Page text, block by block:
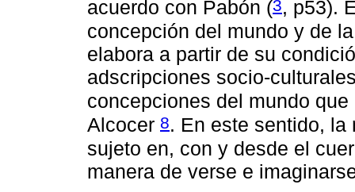
acuerdo con Pabón (3, p53).
concepción del mundo y de
elabora a partir de su
adscripciones socio-
concepciones del mundo
Alcocer 8. En este sentido, la
sujeto en, con y desde el
manera de verse e